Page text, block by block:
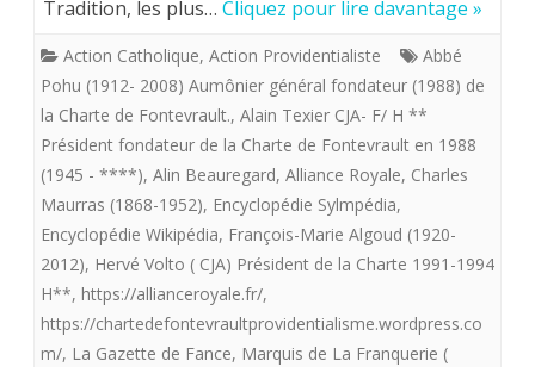
POUR
XXI°
SIECLE
Tradition, les plus… Cliquez pour lire davantage »
Action Catholique, Action Providentialiste
Abbé
Pohu (1912- 2008) Aumônier général fondateur (1988) de
la Charte de Fontevrault., Alain Texier CJA- F/ H **
Président fondateur de la Charte de Fontevrault en 1988
(1945 - ****), Alin Beauregard, Alliance Royale, Charles
Maurras (1868-1952), Encyclopédie Sylmpédia,
Encyclopédie Wikipédia, François-Marie Algoud (1920-
2012), Hervé Volto ( CJA) Président de la Charte 1991-1994
H**, https://allianceroyale.fr/,
https://chartedefontevraultprovidentialisme.wordpress.co
m/, La Gazette de Fance, Marquis de La Franquerie (